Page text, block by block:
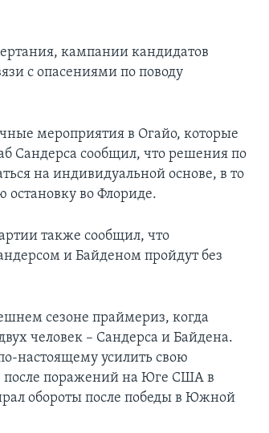
кампании кандидатов
с опасениями по поводу
мероприятия в Огайо, которые
Сандерса сообщил, что решения по
на индивидуальной основе, в то
во Флориде.
также сообщил, что
и Байденом пройдут без
сезоне праймериз, когда
человек – Сандерса и Байдена.
настоящему усилить свою
после поражений на Юге США в
обороты после победы в Южной